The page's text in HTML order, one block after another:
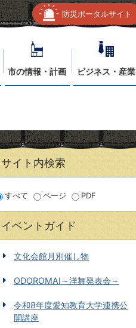
防災ポータルサイト
市の情報・計画 ビジネス・産業
サイト内検索
すべて ページ PDF
イベントガイド
文化会館月別催し物
ODOROMAI～洋舞発表会～
令和8年度愛知教育大学連携公
開講座